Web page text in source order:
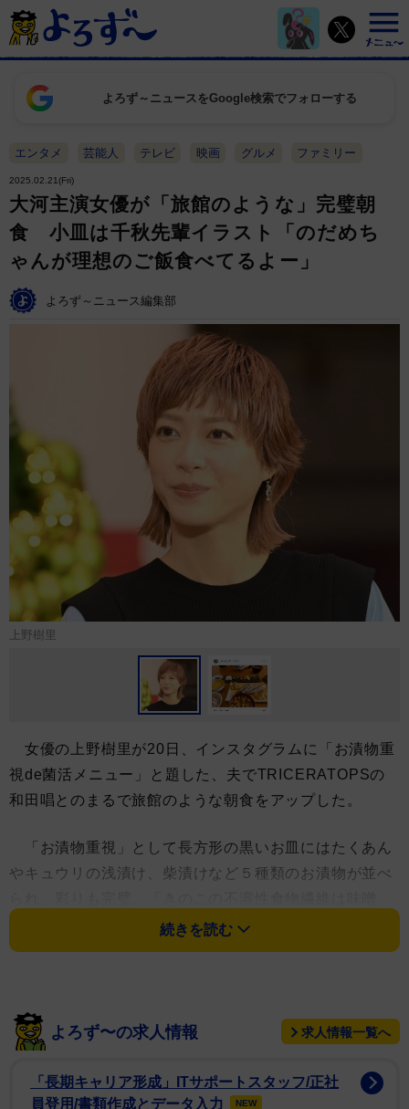
よろず～ニュースをGoogle検索でフォローする
エンタメ 芸能人 テレビ 映画 グルメ ファミリー
2025.02.21(Fri)
大河主演女優が「旅館のような」完璧朝
食 小皿は千秋先輩イラスト「のだめち
ゃんが理想のご飯食べてるよー」
よろず～ニュース編集部
上野樹里
女優の上野樹里が20日、インスタグラムに「お漬物重
視de菌活メニュー」と題した、夫でTRICERATOPSの
和田唱とのまるで旅館のような朝食をアップした。
「お漬物重視」として長方形の黒いお皿にはたくあん
やキュウリの浅漬け、柴漬けなど５種類のお漬物が並べ
汁」と雑穀米、ししゃも、なめことおろし大根が添えら
れただし巻き卵、納豆、海苔といった、派手さはないが
そんななか異彩を放ったのが醤油を入れた小皿。醤油
が入れられているため、一見わからないが、「千秋先輩
がにぎり食べてる絵です」とまさかの上野が主演した
続きを読む
よろず〜の求人情報 求人情報一覧へ
「長期キャリア形成」ITサポートスタッフ/正社
員登用/書類作成とデータ入力
NEW